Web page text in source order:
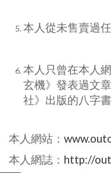
本人從未售賣過
本人只曾在本人
玄機》發表過文
社》出版的八字
本人網站：
本人網誌： http://